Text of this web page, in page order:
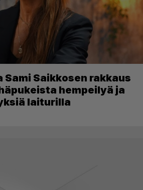
Sami Saikkosen rakkaus
hempeilyä ja
laiturilla